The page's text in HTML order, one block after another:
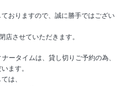
おりますので、誠に勝手ではござい
店させていただきます。
ータイムは、貸し切りご予約の為、
ます。
は、